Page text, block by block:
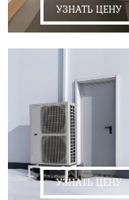
УЗНАТЬ ЦЕНУ
УЗНАТЬ ЦЕНУ